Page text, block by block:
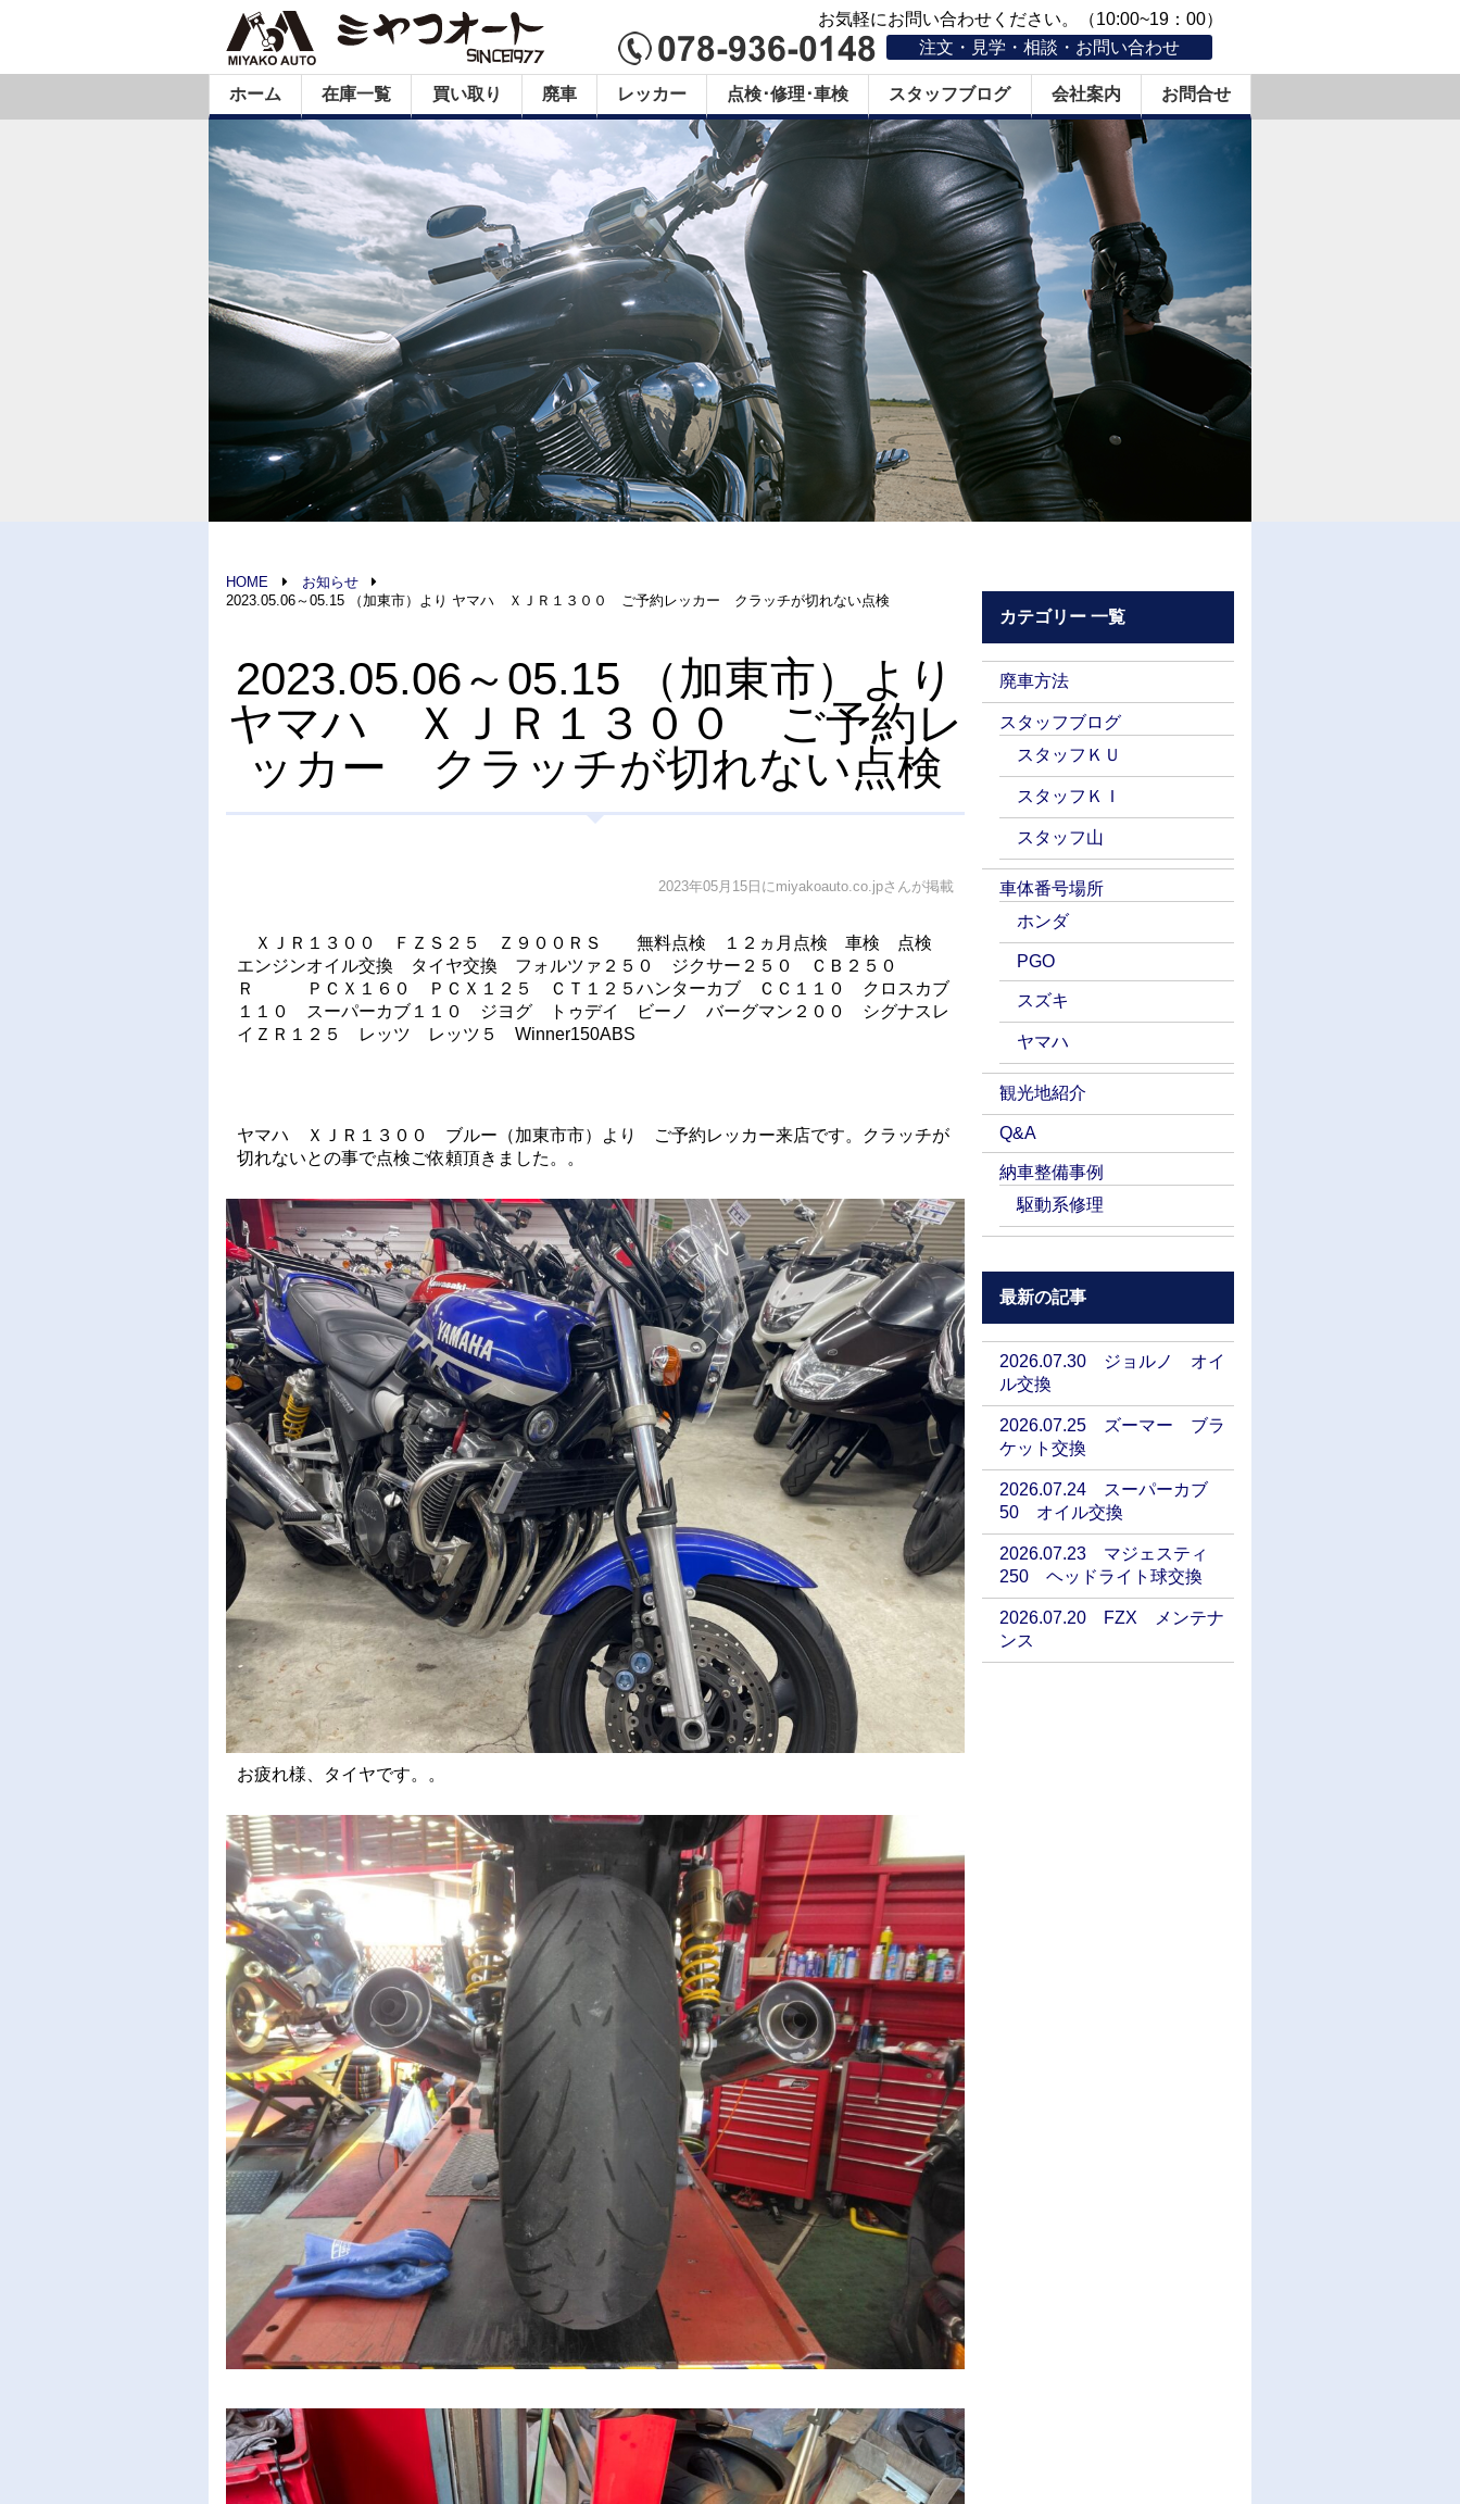
お気軽にお問い合わせください。（10:00~19：00）
注文・見学・相談・お問い合わせ
ホーム 在庫一覧 買い取り 廃車 レッカー 点検･修理･車検 スタッフブログ 会社案内 お問合せ
HOME
お知らせ
2023.05.06～05.15 （加東市）より ヤマハ ＸＪＲ１３００ ご予約レッカー クラッチが切れない点検
2023.05.06～05.15 （加東市）より
ヤマハ ＸＪＲ１３００ ご予約レ
ッカー クラッチが切れない点検
2023年05月15日にmiyakoauto.co.jpさんが掲載
ＸＪＲ１３００ ＦＺＳ２５ Ｚ９００ＲＳ 無料点検 １２ヵ月点検 車検 点検
エンジンオイル交換 タイヤ交換 フォルツァ２５０ ジクサー２５０ ＣＢ２５０
Ｒ ＰＣＸ１６０ ＰＣＸ１２５ ＣＴ１２５ハンターカブ ＣＣ１１０ クロスカブ
１１０ スーパーカブ１１０ ジヨグ トゥデイ ビーノ バーグマン２００ シグナスレ
イＺＲ１２５ レッツ レッツ５ Winner150ABS
ヤマハ ＸＪＲ１３００ ブルー（加東市市）より ご予約レッカー来店です。クラッチが
切れないとの事で点検ご依頼頂きました。。
お疲れ様、タイヤです。。
カテゴリー 一覧
廃車方法
スタッフブログ
スタッフＫＵ
スタッフＫＩ
スタッフ山
車体番号場所
ホンダ
PGO
スズキ
ヤマハ
観光地紹介
Q&A
納車整備事例
駆動系修理
最新の記事
2026.07.30 ジョルノ オイ
ル交換
2026.07.25 ズーマー ブラ
ケット交換
2026.07.24 スーパーカブ
50 オイル交換
2026.07.23 マジェスティ
250 ヘッドライト球交換
2026.07.20 FZX メンテナ
ンス